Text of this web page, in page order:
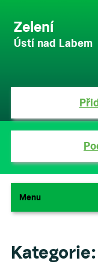
Zelení
Ústí nad Labem
Menu
Kategorie: